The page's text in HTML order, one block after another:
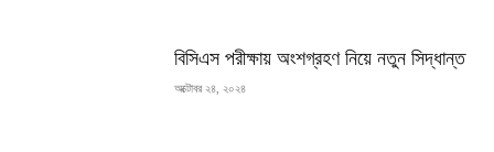
বিসিএস পরীক্ষায় অংশগ্রহণ নিয়ে নতুন সিদ্ধান্ত
অক্টোবর ২৪, ২০২৪